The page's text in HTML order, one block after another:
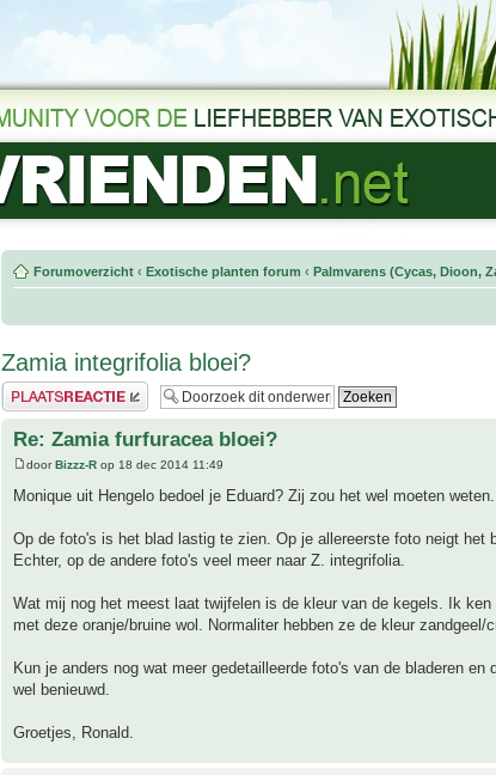
Forumoverzicht ‹ Exotische planten forum ‹ Palmvarens (Cycas, Dioon,
Zamia integrifolia bloei?
Plaats een reactie
Re: Zamia furfuracea bloei?
doorBizzz-R op 18 dec 2014 11:49
Monique uit Hengelo bedoel je Eduard? Zij zou het wel moeten weten.
Op de foto's is het blad lastig te zien. Op je allereerste foto neigt het
Echter, op de andere foto's veel meer naar Z. integrifolia.
Wat mij nog het meest laat twijfelen is de kleur van de kegels. Ik
met deze oranje/bruine wol. Normaliter hebben ze de kleur zandgeel/
Kun je anders nog wat meer gedetailleerde foto's van de bladeren en
wel benieuwd.
Groetjes, Ronald.